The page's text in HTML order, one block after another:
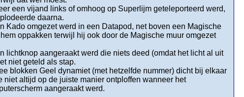
een vijand links of omhoog op Superlijm geteleporteerd werd,
daarna.
Kado omgezet werd in een Datapod, net boven een Magische
oppakken terwijl hij ook door de Magische muur omgezet
lichtknop aangeraakt werd die niets deed (omdat het licht al uit
niet geteld als stap.
blokken Geel dynamiet (met hetzelfde nummer) dicht bij elkaar
niet altijd op de juiste manier ontploffen wanneer het
aangeraakt werd.